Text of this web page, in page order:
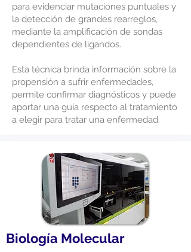
para evidenciar mutaciones puntuales y
la detección de grandes rearreglos,
mediante la amplificación de sondas
dependientes de ligandos.
Esta técnica brinda información sobre la
propensión a sufrir enfermedades,
permite confirmar diagnósticos y puede
aportar una guía respecto al tratamiento
a elegir para tratar una enfermedad.
Biología Molecular